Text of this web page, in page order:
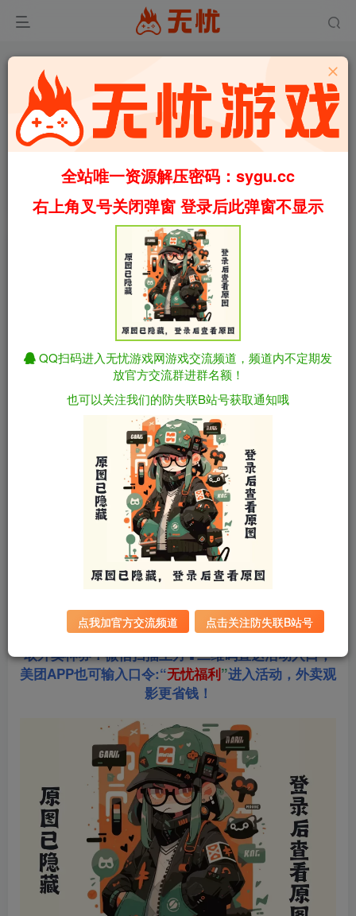
[PC+安卓]虚幻的羁绊/Ethereal Ties Holiday Special
v1.0 内嵌AI汉化版（汉化）
首页 手机游戏 正文
53
[PC+安卓]虚幻的羁绊/Ethereal Ties Holiday
Special v1.0 内嵌AI汉化版（汉化）
迅雷下载
sygu.cc
v1.0 内嵌AI汉化版
2026年05月16日
站长合作美团饿了么淘票票三大生活平台，超低价获
取外卖神券！微信扫描上方⬆二维码直达活动入口，
美团APP也可输入口令:“无忧福利”进入活动，外卖观
影更省钱！
全站唯一资源解压密码：sygu.cc
右上角叉号关闭弹窗 登录后此弹窗不显示
QQ扫码进入无忧游戏网游戏交流频道，频道内不定期发
放官方交流群进群名额！
也可以关注我们的防失联B站号获取通知哦
点我加官方交流频道 点击关注防失联B站号